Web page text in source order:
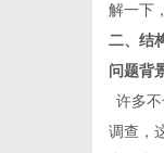
解一下
二、结
问题背
许多
调查，